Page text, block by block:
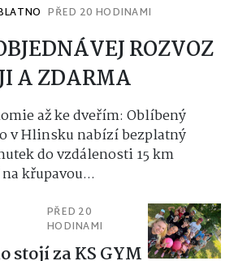
PŘED 20 HODINAMI
ROZVOZ
A ZDARMA
až ke dveřím: Oblíbený
v Hlinsku nabízí bezplatný
do vzdálenosti 15 km
křupavou...
PŘED 20
HODINAMI
stojí za KS GYM